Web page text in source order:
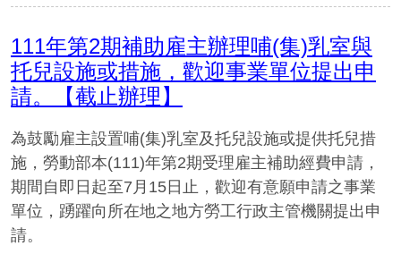
111年第2期補助雇主辦理哺(集)乳室與
托兒設施或措施，歡迎事業單位提出申
請。【截止辦理】
為鼓勵雇主設置哺(集)乳室及托兒設施或提供托兒措
施，勞動部本(111)年第2期受理雇主補助經費申請，
期間自即日起至7月15日止，歡迎有意願申請之事業
單位，踴躍向所在地之地方勞工行政主管機關提出申
請。